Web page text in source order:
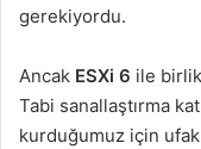
gerekiyordu.
Ancak ESXi 6 ile
Tabi sanallaştırma
kurduğumuz için